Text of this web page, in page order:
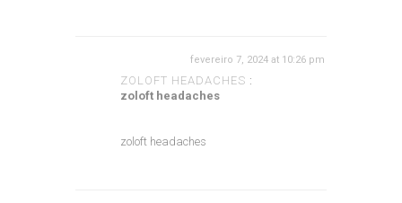
ZOLOFT HEADACHES :
fevereiro 7, 2024 at 10:26 pm
zoloft headaches
zoloft headaches